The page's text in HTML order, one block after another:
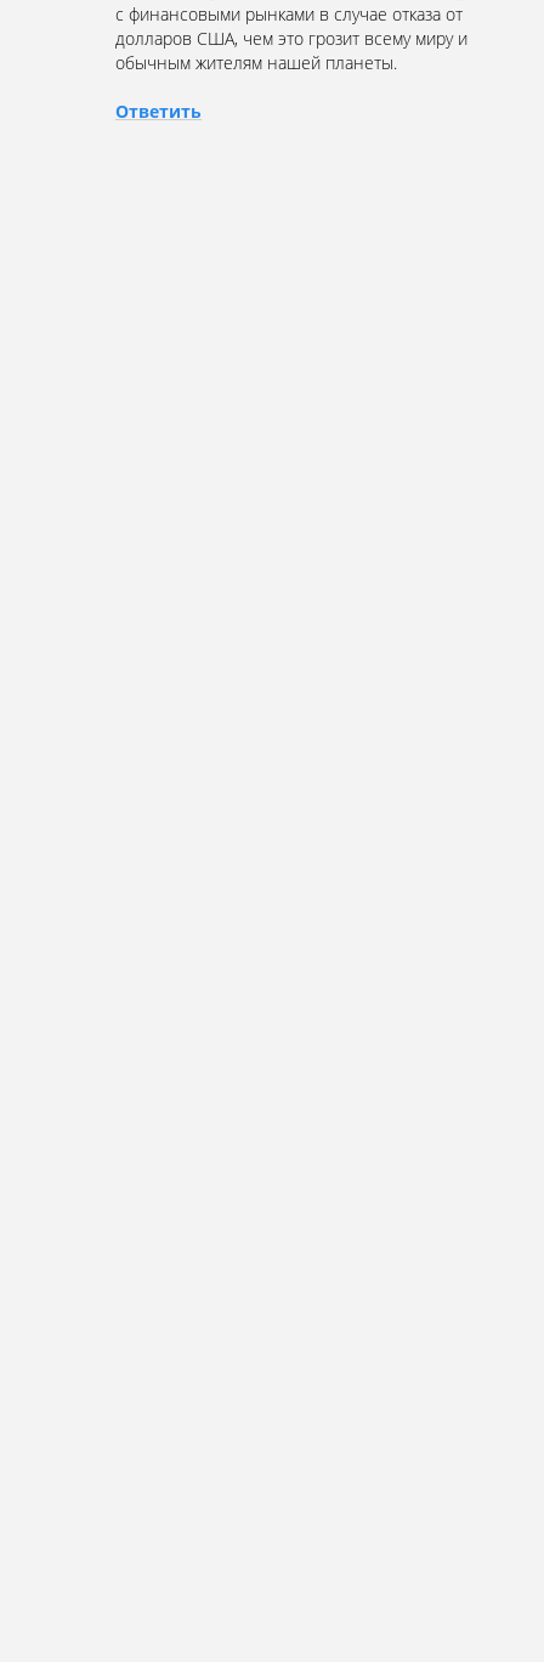
с финансовыми рынками в случае отказа от
долларов США, чем это грозит всему миру и
обычным жителям нашей планеты.
Ответить